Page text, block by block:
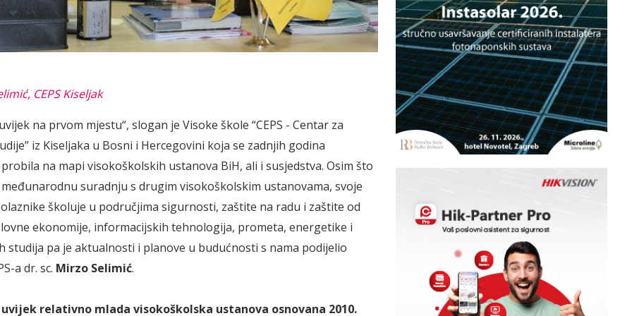
CEPS Kiseljak
na prvom mjestu“, slogan je Visoke škole “CEPS - Centar za
iz Kiseljaka u Bosni i Hercegovini koja se zadnjih godina
na mapi visokoškolskih ustanova BiH, ali i susjedstva. Osim što
suradnju s drugim visokoškolskim ustanovama, svoje
školuje u područjima sigurnosti, zaštite na radu i zaštite od
ekonomije, informacijskih tehnologija, prometa, energetike i
studija pa je aktualnosti i planove u budućnosti s nama podijelio
a dr. sc. Mirzo Selimić.
uvijek relativno mlada visokoškolska ustanova osnovana 2010.